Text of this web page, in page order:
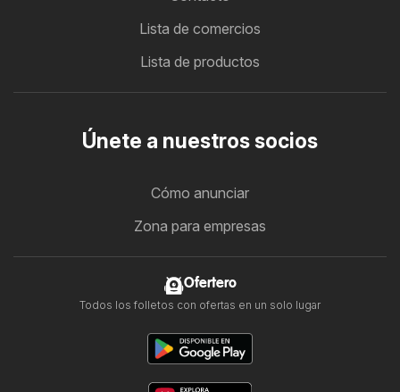
Lista de comercios
Lista de productos
Únete a nuestros socios
Cómo anunciar
Zona para empresas
Ofertero
Todos los folletos con ofertas en un solo lugar